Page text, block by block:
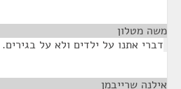
משה מטלון
דברי אתנו על ילדים ולא על בגירים.
אילנה שרייבמן